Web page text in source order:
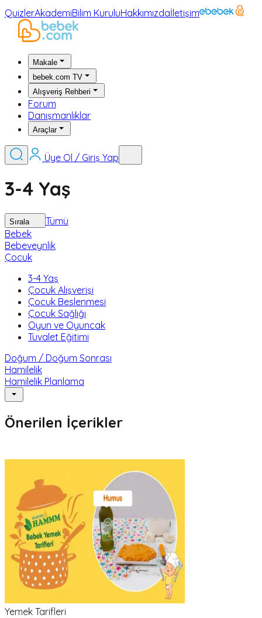
QuizlerAkademiBilim KuruluHakkımızdaİletişim
Makale
bebek.com TV
Alışveriş Rehberi
Forum
Danışmanlıklar
Araçlar
Üye Ol / Giriş Yap
3-4 Yaş
Sırala
Tümü
Bebek
Bebeveynlik
Çocuk
3-4 Yaş
Çocuk Alışverişi
Çocuk Beslenmesi
Çocuk Sağlığı
Oyun ve Oyuncak
Tuvalet Eğitimi
Doğum / Doğum Sonrası
Hamilelik
Hamilelik Planlama
Önerilen İçerikler
Yemek Tarifleri